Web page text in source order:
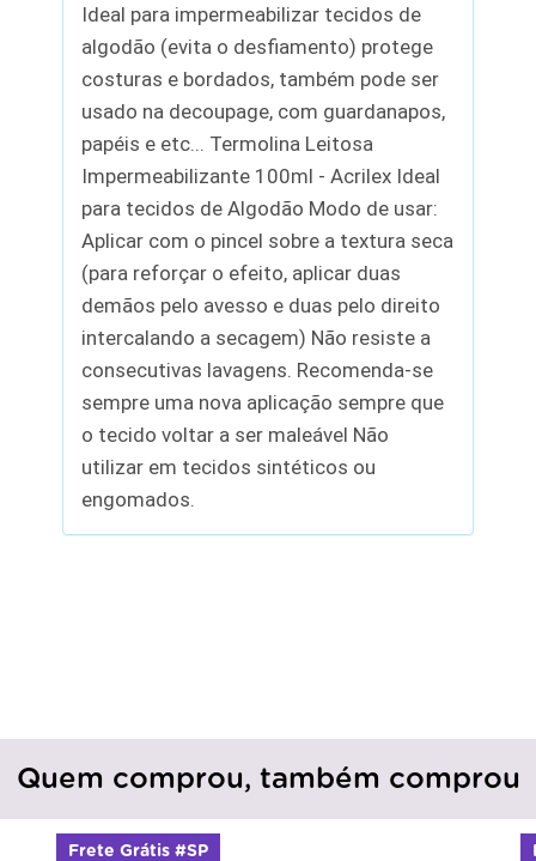
Ideal para impermeabilizar tecidos de
algodão (evita o desfiamento) protege
costuras e bordados, também pode ser
usado na decoupage, com guardanapos,
papéis e etc... Termolina Leitosa
Impermeabilizante 100ml - Acrilex Ideal
para tecidos de Algodão Modo de usar:
Aplicar com o pincel sobre a textura seca
(para reforçar o efeito, aplicar duas
demãos pelo avesso e duas pelo direito
intercalando a secagem) Não resiste a
consecutivas lavagens. Recomenda-se
sempre uma nova aplicação sempre que
o tecido voltar a ser maleável Não
utilizar em tecidos sintéticos ou
engomados.
Quem comprou, também comprou
Frete Grátis #SP